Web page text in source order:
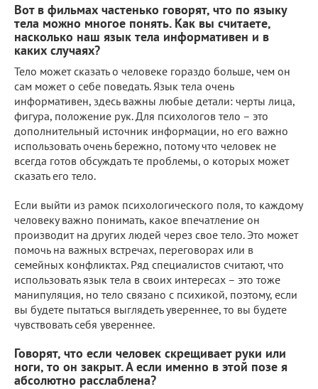
Вот в фильмах частенько говорят, что по языку
тела можно многое понять. Как вы считаете,
насколько наш язык тела информативен и в
каких случаях?
Тело может сказать о человеке гораздо больше, чем он
сам может о себе поведать. Язык тела очень
информативен, здесь важны любые детали: черты лица,
фигура, положение рук. Для психологов тело – это
дополнительный источник информации, но его важно
использовать очень бережно, потому что человек не
всегда готов обсуждать те проблемы, о которых может
сказать его тело.
Если выйти из рамок психологического поля, то каждому
человеку важно понимать, какое впечатление он
производит на других людей через свое тело. Это может
помочь на важных встречах, переговорах или в
семейных конфликтах. Ряд специалистов считают, что
использовать язык тела в своих интересах – это тоже
манипуляция, но тело связано с психикой, поэтому, если
вы будете пытаться выглядеть увереннее, то вы будете
чувствовать себя увереннее.
Говорят, что если человек скрещивает руки или
ноги, то он закрыт. А если именно в этой позе я
абсолютно расслаблена?